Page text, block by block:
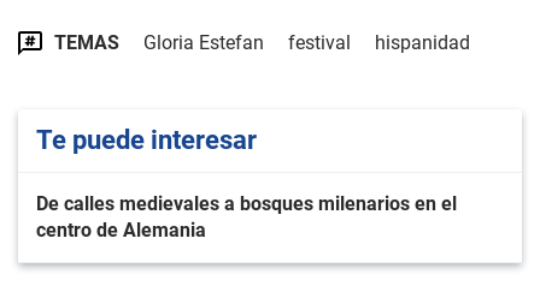
TEMAS Gloria Estefan festival hispanidad
Te puede interesar
De calles medievales a bosques milenarios en el
centro de Alemania